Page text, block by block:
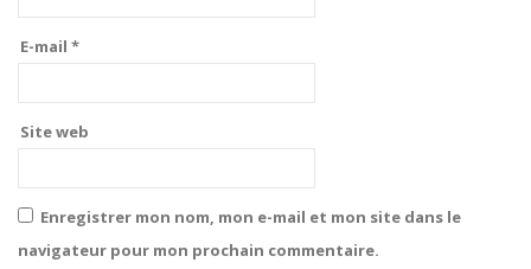
E-mail *
Site web
Enregistrer mon nom, mon e-mail et mon site dans le
navigateur pour mon prochain commentaire.